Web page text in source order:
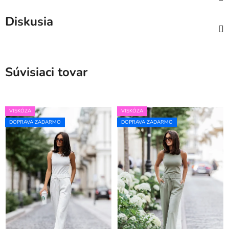
Diskusia
Súvisiaci tovar
VISKÓZA
DOPRAVA ZADARMO
VISKÓZA
DOPRAVA ZADARMO